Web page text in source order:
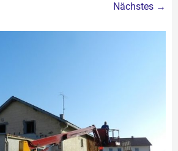
Nächstes →